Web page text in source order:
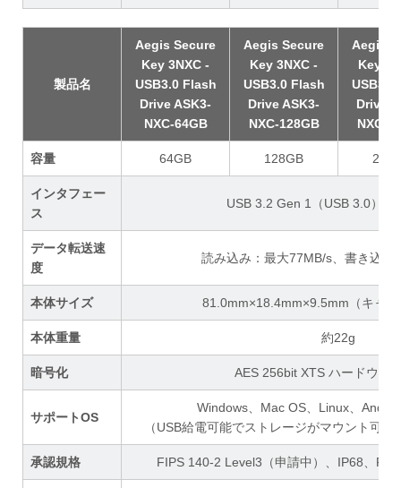
製品名
Aegis Secure
Key 3NXC -
USB3.0 Flash
Drive ASK3-
NXC-64GB
Aegis Secure
Key 3NXC -
USB3.0 Flash
Drive ASK3-
NXC-128GB
Aegis
Key
USB3.0
Drive
NXC-
容量 64GB 128GB
インタフェー
ス
USB 3.2 Gen 1（USB 3.0）
データ転送速
度
読み込み：最大77MB/s、書き込み
本体サイズ 81.0mm×18.4mm×9.5mm（キャ
本体重量 約22g
暗号化 AES 256bit XTS ハードウェ
サポートOS
Windows、Mac OS、Linux、
（USB給電可能でストレージがマウント可
承認規格 FIPS 140-2 Level3（申請中）、IP68、